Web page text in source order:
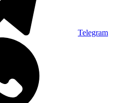
Telegram